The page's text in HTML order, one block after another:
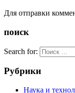
Для отправки
поиск
Search for:
Рубрики
Наука и